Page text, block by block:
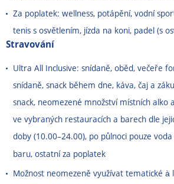
Za poplatek: wellness, potápění, vodní
tenis s osvětlením, jízda na koni, padel (s
Stravování
Ultra All Inclusive: snídaně, oběd, večeře
snídaně, snack během dne, káva, čaj a
snack, neomezené množství místních alko
ve vybraných restauracích a barech dle
doby (10.00–24.00), po půlnoci pouze
baru, ostatní za poplatek
Možnost neomezeně využívat tematické